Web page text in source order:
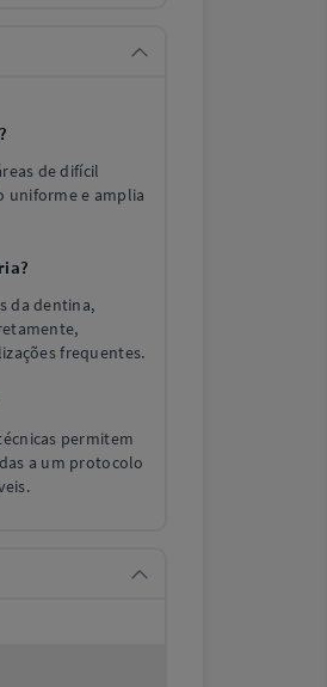
de difícil
uniforme e amplia
da dentina,
frequentes.
permitem
a um protocolo